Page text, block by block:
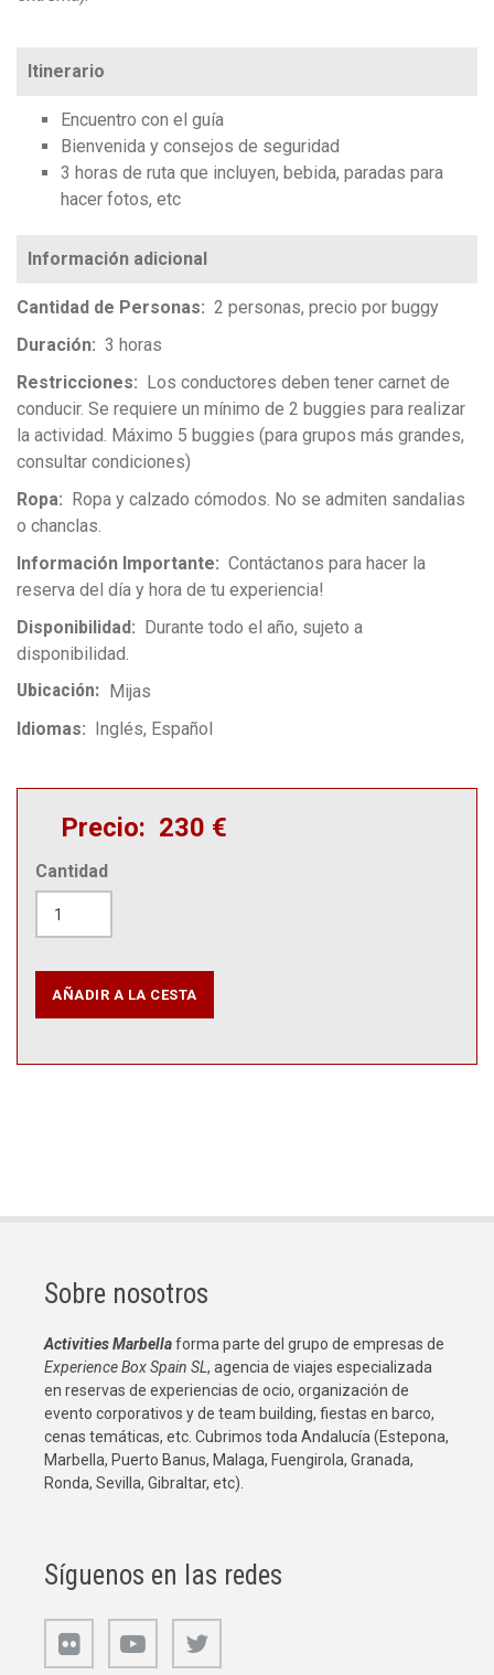
Itinerario
Encuentro con el guía
Bienvenida y consejos de seguridad
3 horas de ruta que incluyen, bebida, paradas para
hacer fotos, etc
Cantidad de Personas
2 personas, precio por buggy
Duración
3 horas
Restricciones
Los conductores deben tener carnet de
conducir. Se requiere un mínimo de 2 buggies para realizar
la actividad. Máximo 5 buggies (para grupos más grandes,
consultar condiciones)
Ropa
Ropa y calzado cómodos. No se admiten sandalias
o chanclas.
Información Importante
Contáctanos para hacer la
reserva del día y hora de tu experiencia!
Disponibilidad
Durante todo el año, sujeto a
disponibilidad.
Ubicación
Mijas
Idiomas
Inglés Español
Precio 230 €
Cantidad
Sobre nosotros
Activities Marbellaforma parte del grupo de empresas de
Experience Box Spain SL, agencia de viajes especializada
en reservas de experiencias de ocio, organización de
evento corporativos y de team building, fiestas en barco,
cenas temáticas, etc. Cubrimos toda Andalucía (Estepona,
Marbella, Puerto Banus, Malaga, Fuengirola, Granada,
Ronda, Sevilla, Gibraltar, etc).
Síguenos en las redes